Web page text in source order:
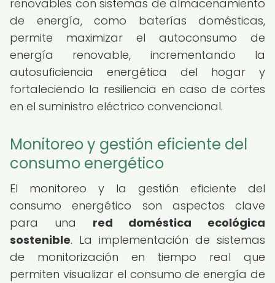
renovables con sistemas de almacenamiento
de energía, como baterías domésticas,
permite maximizar el autoconsumo de
energía renovable, incrementando la
autosuficiencia energética del hogar y
fortaleciendo la resiliencia en caso de cortes
en el suministro eléctrico convencional.
Monitoreo y gestión eficiente del
consumo energético
El monitoreo y la gestión eficiente del
consumo energético son aspectos clave
para una red doméstica ecológica
sostenible. La implementación de sistemas
de monitorización en tiempo real que
permiten visualizar el consumo de energía de